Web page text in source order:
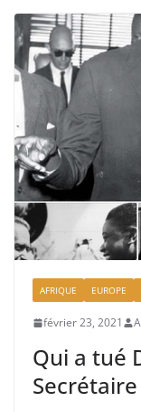
AFRIQUE EUROPE
février 23, 2021
Qui a tué
Secrétaire